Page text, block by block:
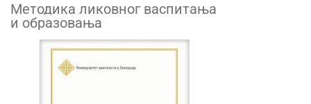
Методика ликовног васпитања
и образовања